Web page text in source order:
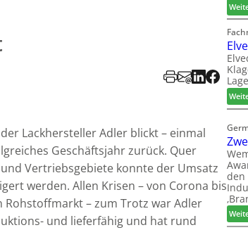
Lackhersteller Adler blickt – einmal
Geschäftsjahr zurück. Quer
Vertriebsgebiete konnte der Umsatz
werden. Allen Krisen – von Corona bis
Rohstoffmarkt – zum Trotz war Adler
und lieferfähig und hat rund
den